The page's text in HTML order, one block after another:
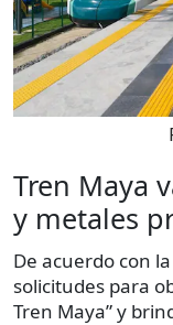
Tren Maya
y metales
De acuerdo con
solicitudes para
Tren Maya” y